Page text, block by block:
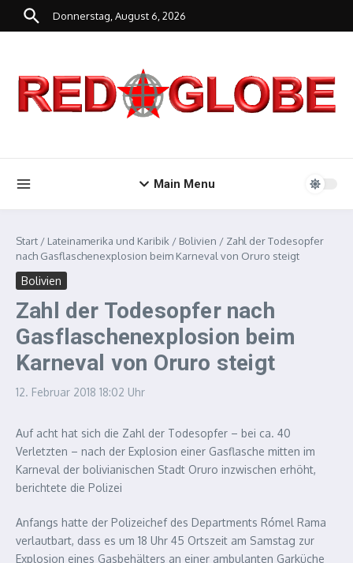
Zum Inhalt springen
Donnerstag, August 6, 2026
Main Menu
Start / Lateinamerika und Karibik / Bolivien / Zahl der Todesopfer
nach Gasflaschenexplosion beim Karneval von Oruro steigt
Bolivien
Zahl der Todesopfer nach
Gasflaschenexplosion beim
Karneval von Oruro steigt
12. Februar 2018 18:02 Uhr
Auf acht hat sich die Zahl der Todesopfer – bei ca. 40
Verletzten – nach der Explosion einer Gasflasche mitten im
Karneval der bolivianischen Stadt Oruro inzwischen erhöht,
berichtete die Polizei
Anfangs hatte der Polizeichef des Departments Rómel Rama
verlautbart, dass es um 18 Uhr 45 Ortszeit am Samstag zur
Explosion eines Gasbehälters an einer ambulanten Garküche